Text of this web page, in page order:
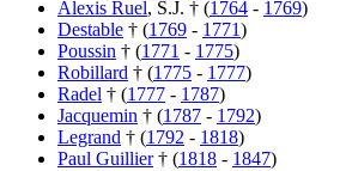
Alexis Ruel, S.J. † (1764 - 1769)
Destable † (1769 - 1771)
Poussin † (1771 - 1775)
Robillard † (1775 - 1777)
Radel † (1777 - 1787)
Jacquemin † (1787 - 1792)
Legrand † (1792 - 1818)
Paul Guillier† (1818 - 1847)